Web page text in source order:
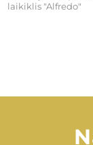
laikiklis "Alfredo"